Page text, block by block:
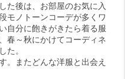
た後は、お部屋のお気に入
モノトーンコーデが多くワ
自分に飽きがきたら着る服
春～秋にかけてコーディネ
た。
。またどんな洋服と出会え